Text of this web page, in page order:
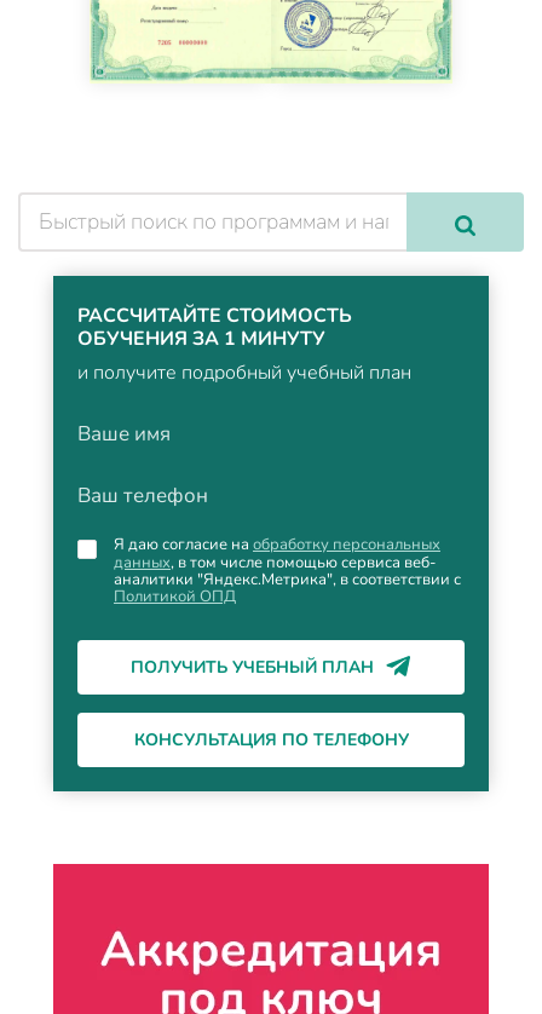
РАССЧИТАЙТЕ СТОИМОСТЬ
ОБУЧЕНИЯ ЗА 1 МИНУТУ
и получите подробный учебный план
Ваше имя
Ваш телефон
Я даю согласие на обработку персональных
данных, в том числе помощью сервиса веб-
аналитики "Яндекс.Метрика", в соответствии с
Политикой ОПД
ПОЛУЧИТЬ УЧЕБНЫЙ ПЛАН
КОНСУЛЬТАЦИЯ ПО ТЕЛЕФОНУ